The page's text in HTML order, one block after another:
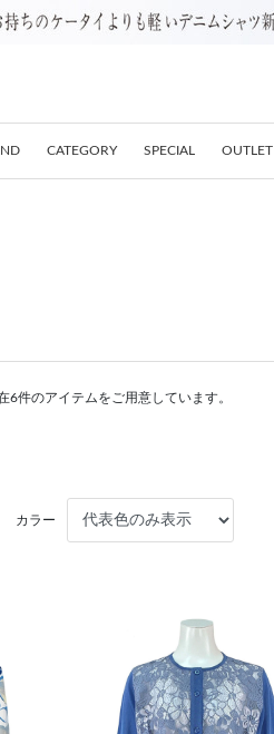
CATEGORY SPECIAL OUTLET
6件のアイテムをご用意しています。
カラー